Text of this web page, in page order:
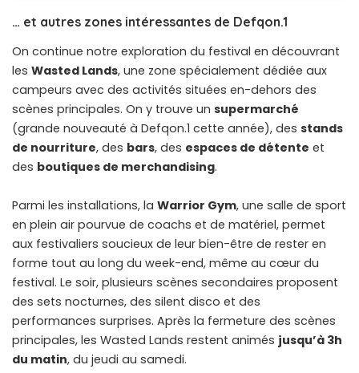
… et autres zones intéressantes de Defqon.1
On continue notre exploration du festival en découvrant
les Wasted Lands, une zone spécialement dédiée aux
campeurs avec des activités situées en-dehors des
scènes principales. On y trouve un supermarché
(grande nouveauté à Defqon.1 cette année), des stands
de nourriture, des bars, des espaces de détente et
des boutiques de merchandising.
Parmi les installations, la Warrior Gym, une salle de sport
en plein air pourvue de coachs et de matériel, permet
aux festivaliers soucieux de leur bien-être de rester en
forme tout au long du week-end, même au cœur du
festival. Le soir, plusieurs scènes secondaires proposent
des sets nocturnes, des silent disco et des
performances surprises. Après la fermeture des scènes
principales, les Wasted Lands restent animés jusqu’à 3h
du matin, du jeudi au samedi.